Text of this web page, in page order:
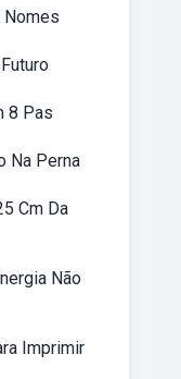
Nomes
8 Pas
Na Perna
Cm Da
Não
Imprimir